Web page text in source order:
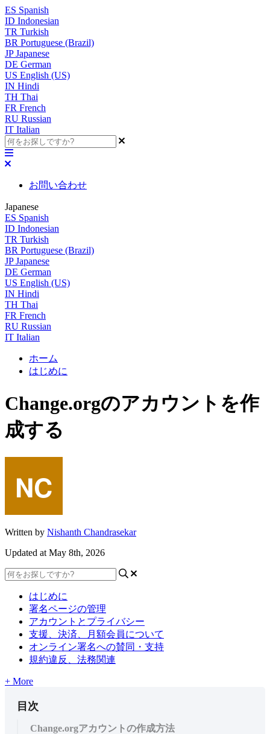
ES Spanish
ID Indonesian
TR Turkish
BR Portuguese (Brazil)
JP Japanese
DE German
US English (US)
IN Hindi
TH Thai
FR French
RU Russian
IT Italian
お問い合わせ
Japanese
ES Spanish
ID Indonesian
TR Turkish
BR Portuguese (Brazil)
JP Japanese
DE German
US English (US)
IN Hindi
TH Thai
FR French
RU Russian
IT Italian
ホーム
はじめに
Change.orgのアカウントを作
成する
Written by Nishanth Chandrasekar
Updated at May 8th, 2026
はじめに
署名ページの管理
アカウントとプライバシー
支援、決済、月額会員について
オンライン署名への賛同・支持
規約違反、法務関連
+ More
目次
Change.orgアカウントの作成方法